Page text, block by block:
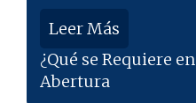
Leer Más
¿Qué se Requiere
Abertura